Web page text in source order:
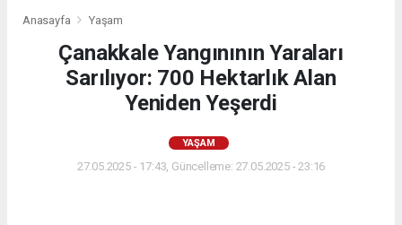
Anasayfa Yaşam
Çanakkale Yangınının Yaraları
Sarılıyor: 700 Hektarlık Alan
Yeniden Yeşerdi
YAŞAM
27.05.2025 - 17:43, Güncelleme: 27.05.2025 - 23:16